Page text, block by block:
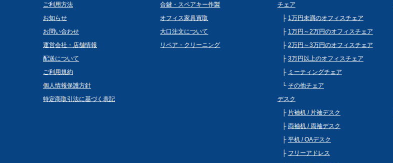
ご利用方法
お知らせ
お問い合わせ
運営会社・店舗情報
配送について
ご利用規約
個人情報保護方針
特定商取引法に基づく表記
合鍵・スペアキー作製
オフィス家具買取
大口注文について
リペア・クリーニング
チェア
1万円未満のオフィスチェア
1万円～2万円のオフィスチェア
2万円～3万円のオフィスチェア
3万円以上のオフィスチェア
ミーティングチェア
その他チェア
デスク
片袖机 / 片袖デスク
両袖机 / 両袖デスク
平机 / OAデスク
フリーアドレス